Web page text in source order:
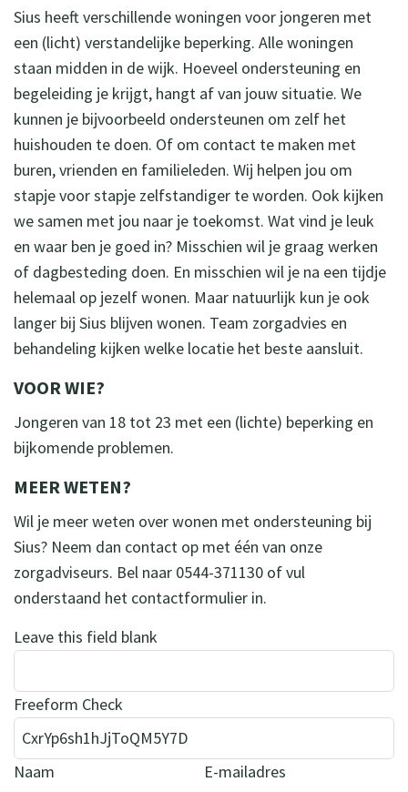
Sius heeft verschillende woningen voor jongeren met
een (licht) verstandelijke beperking. Alle woningen
staan midden in de wijk. Hoeveel ondersteuning en
begeleiding je krijgt, hangt af van jouw situatie. We
kunnen je bijvoorbeeld ondersteunen om zelf het
huishouden te doen. Of om contact te maken met
buren, vrienden en familieleden. Wij helpen jou om
stapje voor stapje zelfstandiger te worden. Ook kijken
we samen met jou naar je toekomst. Wat vind je leuk
en waar ben je goed in? Misschien wil je graag werken
of dagbesteding doen. En misschien wil je na een tijdje
helemaal op jezelf wonen. Maar natuurlijk kun je ook
langer bij Sius blijven wonen. Team zorgadvies en
behandeling kijken welke locatie het beste aansluit.
VOOR WIE?
Jongeren van 18 tot 23 met een (lichte) beperking en
bijkomende problemen.
MEER WETEN?
Wil je meer weten over wonen met ondersteuning bij
Sius? Neem dan contact op met één van onze
zorgadviseurs. Bel naar 0544-371130 of vul
onderstaand het contactformulier in.
Leave this field blank
Freeform Check
Naam E-mailadres